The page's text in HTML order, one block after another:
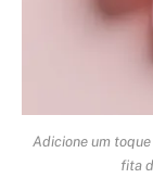
Adicione um
fita